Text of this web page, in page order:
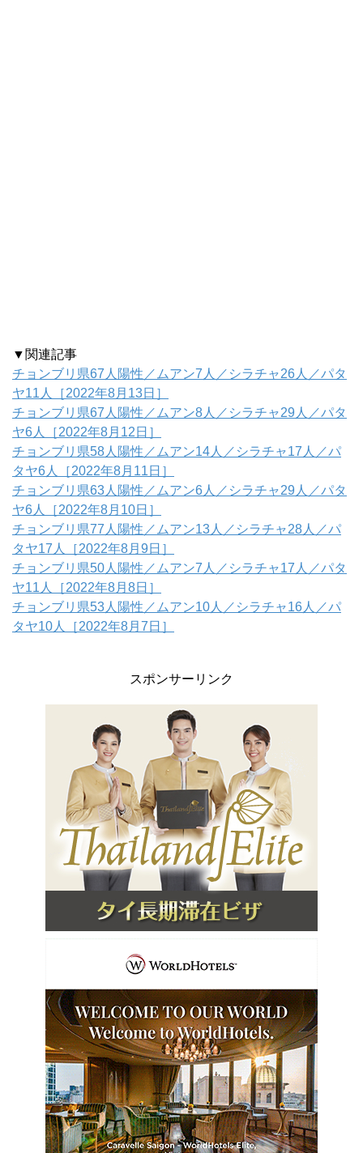
▼関連記事
チョンブリ県67人陽性／ムアン7人／シラチャ26人／パタ
ヤ11人［2022年8月13日］
チョンブリ県67人陽性／ムアン8人／シラチャ29人／パタ
ヤ6人［2022年8月12日］
チョンブリ県58人陽性／ムアン14人／シラチャ17人／パ
タヤ6人［2022年8月11日］
チョンブリ県63人陽性／ムアン6人／シラチャ29人／パタ
ヤ6人［2022年8月10日］
チョンブリ県77人陽性／ムアン13人／シラチャ28人／パ
タヤ17人［2022年8月9日］
チョンブリ県50人陽性／ムアン7人／シラチャ17人／パタ
ヤ11人［2022年8月8日］
チョンブリ県53人陽性／ムアン10人／シラチャ16人／パ
タヤ10人［2022年8月7日］
スポンサーリンク